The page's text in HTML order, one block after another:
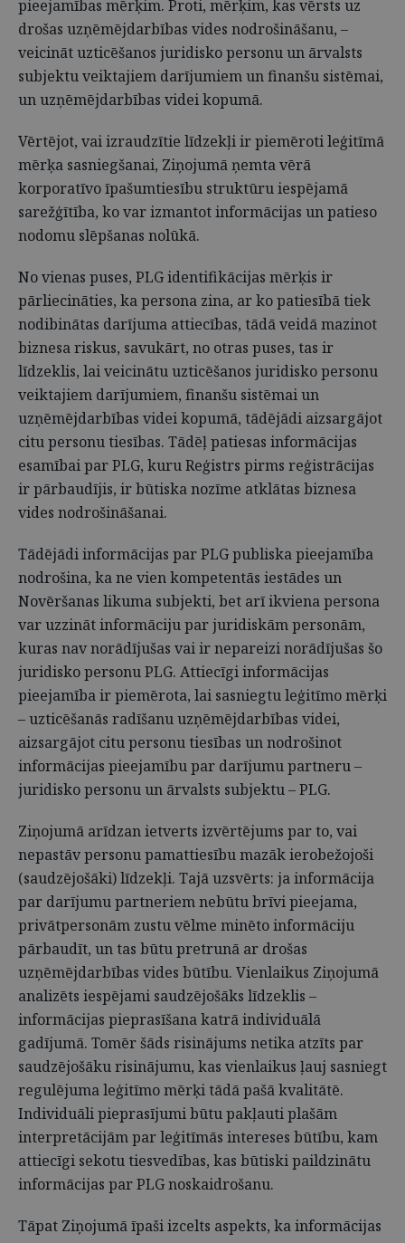
pieejamības mērķim. Proti, mērķim, kas vērsts uz
drošas uzņēmējdarbības vides nodrošināšanu, –
veicināt uzticēšanos juridisko personu un ārvalsts
subjektu veiktajiem darījumiem un finanšu sistēmai,
un uzņēmējdarbības videi kopumā.
Vērtējot, vai izraudzītie līdzekļi ir piemēroti leģitīmā
mērķa sasniegšanai, Ziņojumā ņemta vērā
korporatīvo īpašumtiesību struktūru iespējamā
sarežģītība, ko var izmantot informācijas un patieso
nodomu slēpšanas nolūkā.
No vienas puses, PLG identifikācijas mērķis ir
pārliecināties, ka persona zina, ar ko patiesībā tiek
nodibinātas darījuma attiecības, tādā veidā mazinot
biznesa riskus, savukārt, no otras puses, tas ir
līdzeklis, lai veicinātu uzticēšanos juridisko personu
veiktajiem darījumiem, finanšu sistēmai un
uzņēmējdarbības videi kopumā, tādējādi aizsargājot
citu personu tiesības. Tādēļ patiesas informācijas
esamībai par PLG, kuru Reģistrs pirms reģistrācijas
ir pārbaudījis, ir būtiska nozīme atklātas biznesa
vides nodrošināšanai.
Tādējādi informācijas par PLG publiska pieejamība
nodrošina, ka ne vien kompetentās iestādes un
Novēršanas likuma subjekti, bet arī ikviena persona
var uzzināt informāciju par juridiskām personām,
kuras nav norādījušas vai ir nepareizi norādījušas šo
juridisko personu PLG. Attiecīgi informācijas
pieejamība ir piemērota, lai sasniegtu leģitīmo mērķi
– uzticēšanās radīšanu uzņēmējdarbības videi,
aizsargājot citu personu tiesības un nodrošinot
informācijas pieejamību par darījumu partneru –
juridisko personu un ārvalsts subjektu – PLG.
Ziņojumā arīdzan ietverts izvērtējums par to, vai
nepastāv personu pamattiesību mazāk ierobežojoši
(saudzējošāki) līdzekļi. Tajā uzsvērts: ja informācija
par darījumu partneriem nebūtu brīvi pieejama,
privātpersonām zustu vēlme minēto informāciju
pārbaudīt, un tas būtu pretrunā ar drošas
uzņēmējdarbības vides būtību. Vienlaikus Ziņojumā
analizēts iespējami saudzējošāks līdzeklis –
informācijas pieprasīšana katrā individuālā
gadījumā. Tomēr šāds risinājums netika atzīts par
saudzējošāku risinājumu, kas vienlaikus ļauj sasniegt
regulējuma leģitīmo mērķi tādā pašā kvalitātē.
Individuāli pieprasījumi būtu pakļauti plašām
interpretācijām par leģitīmās intereses būtību, kam
attiecīgi sekotu tiesvedības, kas būtiski paildzinātu
informācijas par PLG noskaidrošanu.
Tāpat Ziņojumā īpaši izcelts aspekts, ka informācijas